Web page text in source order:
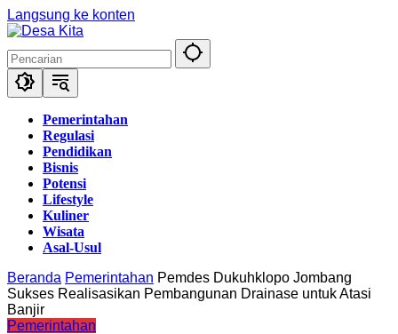
Langsung ke konten
Pemerintahan
Regulasi
Pendidikan
Bisnis
Potensi
Lifestyle
Kuliner
Wisata
Asal-Usul
Beranda Pemerintahan Pemdes Dukuhklopo Jombang
Sukses Realisasikan Pembangunan Drainase untuk Atasi
Banjir
Pemerintahan